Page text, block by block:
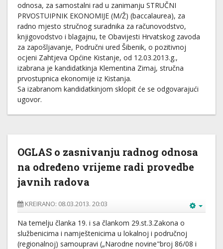
odnosa, za samostalni rad u zanimanju STRUČNI
PRVOSTUIPNIK EKONOMIJE (M/Ž) (baccalaurea), za
radno mjesto stručnog suradnika za računovodstvo,
knjigovodstvo i blagajnu, te Obavijesti Hrvatskog zavoda
za zapošljavanje, Područni ured Šibenik, o pozitivnoj
ocjeni Zahtjeva Općine Kistanje, od 12.03.2013.g.,
izabrana je kandidatkinja Klementina Zimaj, stručna
prvostupnica ekonomije iz Kistanja.
Sa izabranom kandidatkinjom sklopit će se odgovarajući
ugovor.
OGLAS o zasnivanju radnog odnosa
na određeno vrijeme radi provedbe
javnih radova
KREIRANO: 08.03.2013. 20:03
Na temelju članka 19. i sa člankom 29.st.3.Zakona o
službenicima i namještenicima u lokalnoj i područnoj
(regionalnoj) samoupravi („Narodne novine"broj 86/08 i